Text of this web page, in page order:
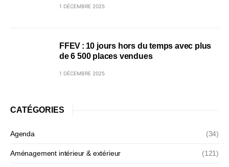
1 DÉCEMBRE 2025
FFEV : 10 jours hors du temps avec plus
de 6 500 places vendues
1 DÉCEMBRE 2025
CATÉGORIES
Agenda (34)
Aménagement intérieur & extérieur (121)